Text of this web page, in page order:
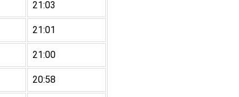
21:03
21:01
21:00
20:58